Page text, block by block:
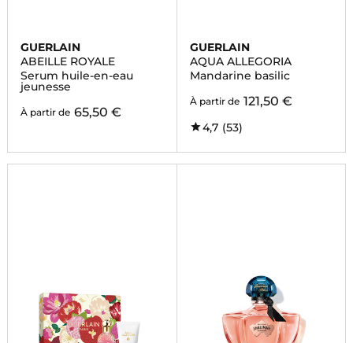
GUERLAIN
ABEILLE ROYALE
Serum huile-en-eau
jeunesse
À partir de 65,50 €
GUERLAIN
AQUA ALLEGORIA
Mandarine basilic
À partir de 121,50 €
4,7 (53)